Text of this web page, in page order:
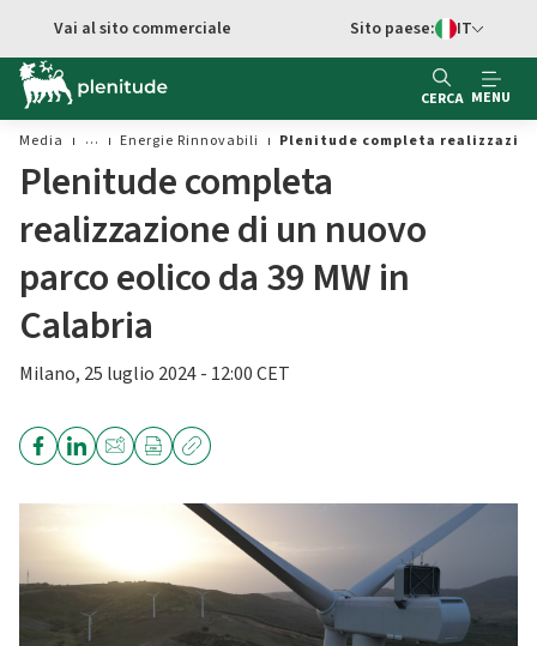
Vai al contenuto principale
Vai al sito commerciale
Switch di
Sito paese: IT
CERCA MENU
Media Energie Rinnovabili Plenitude completa
Plenitude completa
realizzazione di un nuovo
parco eolico da 39 MW in
Calabria
Milano, 25 luglio 2024 - 12:00 CET